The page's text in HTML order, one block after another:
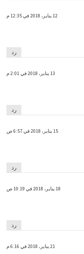
12 يناير، 2018 في 12:35 م
رد
13 يناير، 2018 في 2:01 م
رد
15 يناير، 2018 في 6:57 ص
رد
18 يناير، 2018 في 10:19 ص
رد
21 يناير، 2018 في 6:16 م